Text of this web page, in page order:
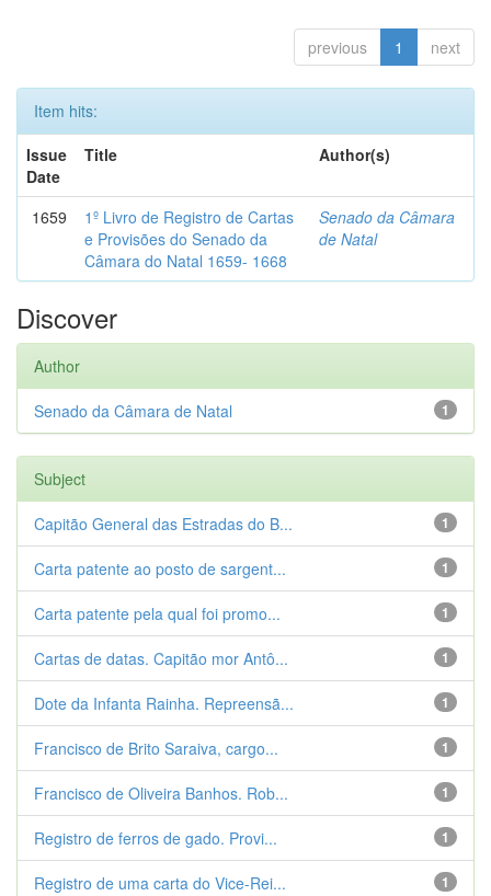
previous 1 next
Item hits:
Issue
Date
Title Author(s)
1659
1º Livro de Registro de Cartas
e Provisões do Senado da
Câmara do Natal 1659- 1668
Senado da Câmara
de Natal
Discover
Author
1
Senado da Câmara de Natal
Subject
1
Capitão General das Estradas do B...
1
Carta patente ao posto de sargent...
1
Carta patente pela qual foi promo...
1
Cartas de datas. Capitão mor Antô...
1
Dote da Infanta Rainha. Repreensã...
1
Francisco de Brito Saraiva, cargo...
1
Francisco de Oliveira Banhos. Rob...
1
Registro de ferros de gado. Provi...
1
Registro de uma carta do Vice-Rei...